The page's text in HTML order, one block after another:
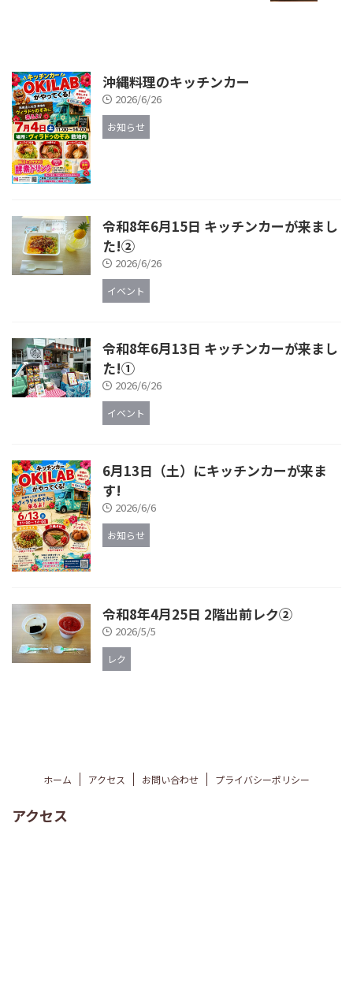
沖縄料理のキッチンカー
2026/6/26
お知らせ
令和8年6月15日 キッチンカーが来まし
た!②
2026/6/26
イベント
令和8年6月13日 キッチンカーが来まし
た!①
2026/6/26
イベント
6月13日（土）にキッチンカーが来ま
す!
2026/6/6
お知らせ
令和8年4月25日 2階出前レク②
2026/5/5
レク
ホーム アクセス お問い合わせ プライバシーポリシー
アクセス